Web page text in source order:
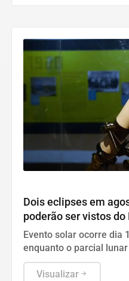
Dois eclipses em
poderão ser vistos do
Evento solar ocorre dia
enquanto o parcial
Brasil com transmissão
Visualizar